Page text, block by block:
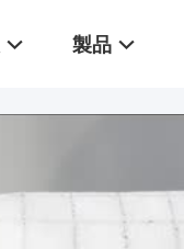
製品